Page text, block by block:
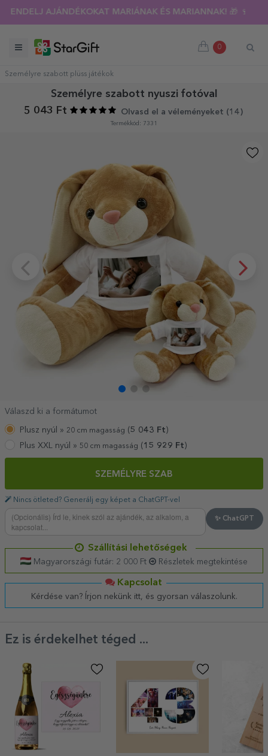
KIÁRUSÍTÁS 🌴 AKÁR 40%-OS KEDVEZMÉNY TÖBB MINT 100
0
Személyre szabott plüss játékok
Személyre szabott nyuszi fotóval
5 043 Ft
Olvasd el a véleményeket (14 )
Termékkód: 7331
Válaszd ki a formátumot
Plusz nyúl » 20 cm magasság (5 043 Ft )
Plus XXL nyúl » 50 cm magasság (15 929 Ft)
SZEMÉLYRE SZAB
Nincs ötleted? Generálj egy képet a ChatGPT-vel
✨ ChatGPT
Szállítási lehetőségek
Magyarországi futár: 2 000 Ft Részletek megtekintése
Kapcsolat
Kérdése van? Írjon nekünk itt, és gyorsan válaszolunk.
Ez is érdekelhet téged ...